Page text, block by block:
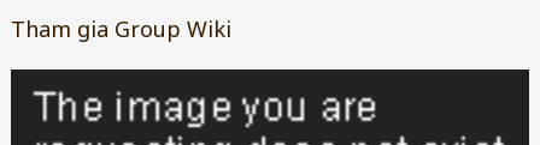
Tham gia Group Wiki